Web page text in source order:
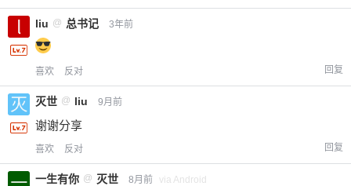
liu @ 总书记 3年前
喜欢 反对 回复
灭世 @ liu 9月前
谢谢分享
喜欢 反对 回复
一生有你 @ 灭世 8月前 via Android